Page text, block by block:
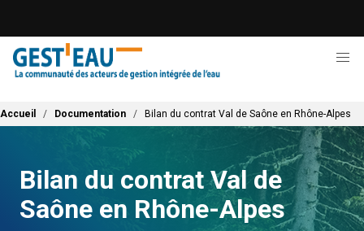
contenu
principal
Fil d'Ariane
Accueil Documentation Bilan du contrat Val de Saône en Rhône-Alpes
Bilan du contrat Val de
Saône en Rhône-Alpes